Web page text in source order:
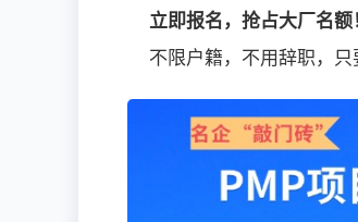
立即报名，抢占大厂名额
不限户籍，不用辞职，只